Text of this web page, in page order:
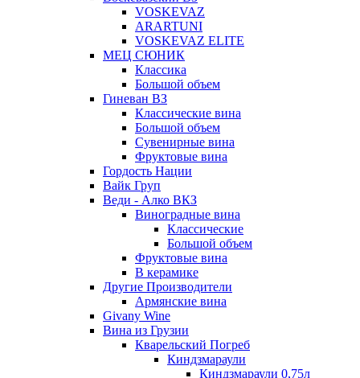
VOSKEVAZ
ARARTUNI
VOSKEVAZ ELITE
МЕЦ СЮНИК
Классика
Большой объем
Гиневан ВЗ
Классические вина
Большой объем
Сувенирные вина
Фруктовые вина
Гордость Нации
Вайк Груп
Веди - Алко ВКЗ
Виноградные вина
Классические
Большой объем
Фруктовые вина
В керамике
Другие Производители
Армянские вина
Givany Wine
Вина из Грузии
Кварельский Погреб
Киндзмараули
Киндзмараули 0,75л